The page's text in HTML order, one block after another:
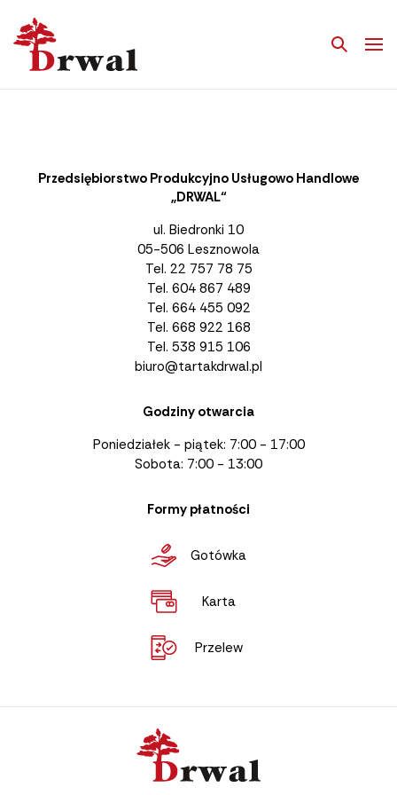
Przedsiębiorstwo Produkcyjno Usługowo Handlowe
„DRWAL“
ul. Biedronki 10
05-506 Lesznowola
Tel. 22 757 78 75
Tel. 604 867 489
Tel. 664 455 092
Tel. 668 922 168
Tel. 538 915 106
biuro@tartakdrwal.pl
Godziny otwarcia
Poniedziałek - piątek: 7:00 - 17:00
Sobota: 7:00 - 13:00
Formy płatności
Gotówka
Karta
Przelew